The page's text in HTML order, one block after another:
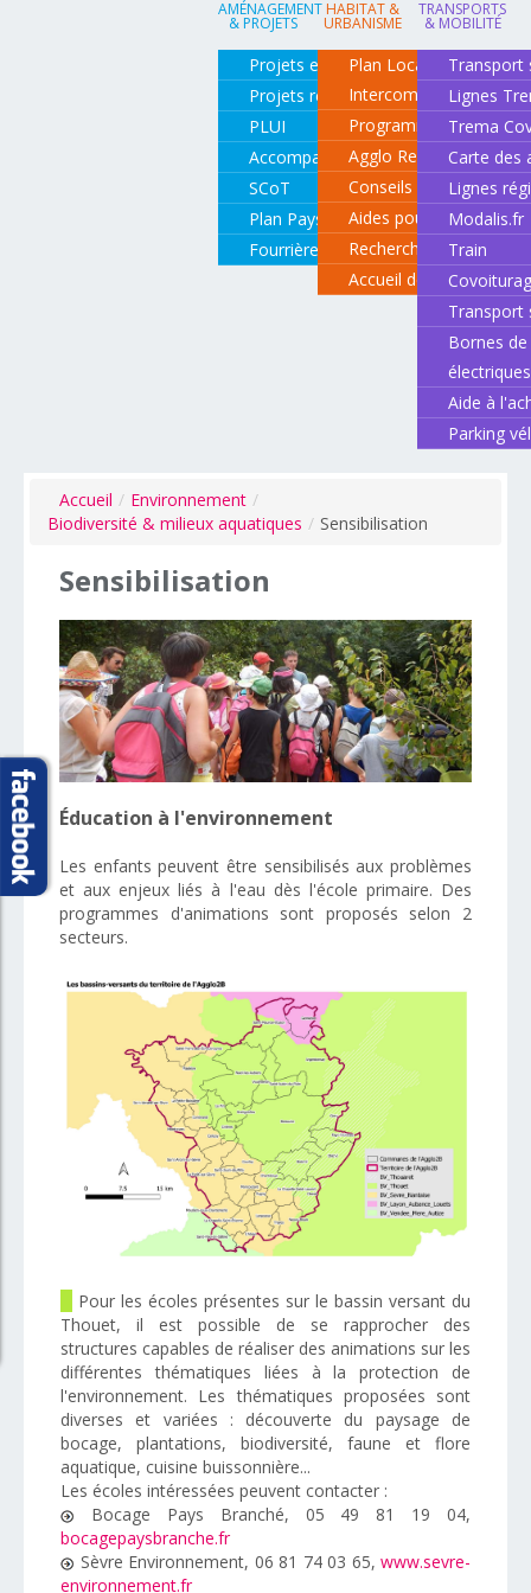
AMÉNAGEMENT
& PROJETS
Projets en cours
Projets réalisés
PLUI
Accompagnement de projets
SCoT
Plan Paysage
Fourrière animale
HABITAT &
URBANISME
Plan Local d'Urbanisme
Intercommunal
Programme local de
Agglo Renov
Conseils pour rénover
Aides pour rénover
Recherche d'un
Accueil des gens du
TRANSPORTS
& MOBILITÉ
Transport
Lignes
Trema
Carte des
Lignes
Modalis.fr
Train
Transport
Bornes
électriques
Aide à
Parking
Accueil / Environnement /
Biodiversité & milieux aquatiques / Sensibilisation
Sensibilisation
Éducation à l'environnement
Les enfants peuvent être sensibilisés aux problèmes
et aux enjeux liés à l'eau dès l'école primaire. Des
programmes d'animations sont proposés selon 2
secteurs.
Pour les écoles présentes sur le bassin versant du
Thouet, il est possible de se rapprocher des
structures capables de réaliser des animations sur les
différentes thématiques liées à la protection de
l'environnement. Les thématiques proposées sont
diverses et variées : découverte du paysage de
bocage, plantations, biodiversité, faune et flore
aquatique, cuisine buissonnière...
Les écoles intéressées peuvent contacter :
Bocage Pays Branché, 05 49 81 19 04,
bocagepaysbranche.fr
Sèvre Environnement, 06 81 74 03 65, www.sevre-
environnement.fr